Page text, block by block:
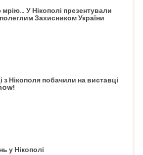
У Нікополі презентували
Захисником України
з Нікополя побачили на виставці
у Нікополі